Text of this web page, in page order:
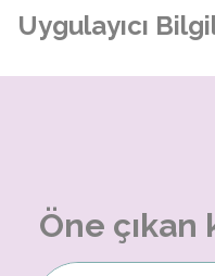
Uygulayıcı
Öne çıkan